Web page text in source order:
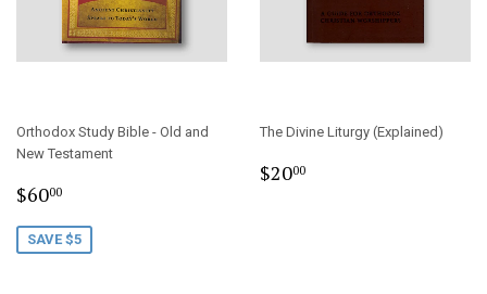
Orthodox Study Bible - Old and
New Testament
Sale
$6000
SAVE $5
The Divine Liturgy (Explained)
Regular
$2000